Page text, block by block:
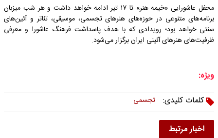
محفل عاشورایی «خیمه هنر» تا ۱۷ تیر ادامه خواهد داشت و هر شب میزبان
برنامه‌های متنوعی در حوزه‌های هنرهای تجسمی، موسیقی، تئاتر و آئین‌های
سنتی خواهد بود؛ رویدادی که با هدف پاسداشت فرهنگ عاشورا و معرفی
ظرفیت‌های هنرهای آئینی ایران برگزار می‌شود.
ویژه:
کلمات کلیدی:
تجسمی
اخبار مرتبط